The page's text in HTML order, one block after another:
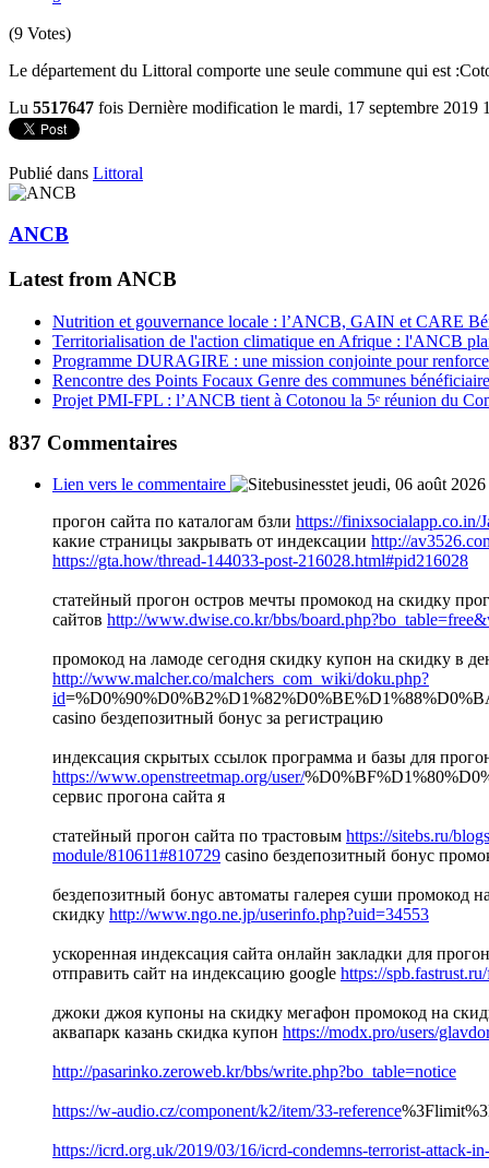
(9 Votes)
Le département du Littoral comporte une seule commune qui est :
Lu 5517647 fois Dernière modification le mardi, 17 septembre 2019
Publié dans Littoral
ANCB
Latest from ANCB
Nutrition et gouvernance locale : l’ANCB, GAIN et CARE
Territorialisation de l'action climatique en Afrique : l'ANCB
Programme DURAGIRE : une mission conjointe pour
Rencontre des Points Focaux Genre des communes
Projet PMI-FPL : l’ANCB tient à Cotonou la 5ᵉ réunion du
837 Commentaires
Lien vers le commentaire
jeudi, 06 août
прогон сайта по каталогам бзли https://finixsocialapp.co.in/
какие страницы закрывать от индексации http://
https://gta.how/thread-144033-post-216028.html#pid216028
статейный прогон остров мечты промокод на скидку
сайтов http://www.dwise.co.kr/bbs/
промокод на ламоде сегодня скидку купон на скидку в
http://www.malcher.co/malchers_com_wiki/doku.php?
id
casino бездепозитный бонус за регистрацию
индексация скрытых ссылок программа и базы для
https://www.openstreetmap.org/user/
сервис прогона сайта я
статейный прогон сайта по трастовым https://sitebs.ru/
module/810611#810729 casino бездепозитный бонус
бездепозитный бонус автоматы галерея суши промокод
скидку http://www.ngo.ne.jp/userinfo.php?uid=34553
ускоренная индексация сайта онлайн закладки для
отправить сайт на индексацию google https://
джоки джоя купоны на скидку мегафон промокод на
аквапарк казань скидка купон https://modx.pro/users/
http://pasarinko.zeroweb.kr/bbs/write.php?bo_table=notice
https://w-audio.cz/component/k2/item/33-reference
https://icrd.org.uk/2019/03/16/icrd-condemns-terrorist-attack-